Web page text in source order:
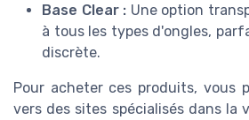
Base Clear : Une option
à tous les types d'ongles,
discrète.
Pour acheter ces produits, vous
vers des sites spécialisés dans la